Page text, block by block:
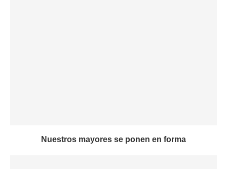
Nuestros mayores se ponen en forma